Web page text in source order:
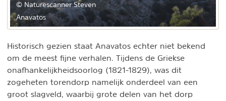
© Naturescanner Steven
Anavatos
Historisch gezien staat Anavatos echter niet bekend
om de meest fijne verhalen. Tijdens de Griekse
onafhankelijkheidsoorlog (1821-1829), was dit
zogeheten torendorp namelijk onderdeel van een
groot slagveld, waarbij grote delen van het dorp